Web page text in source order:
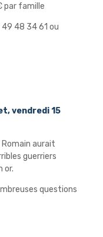
par famille
48 34 61 ou
vendredi 15
Romain aurait
guerriers
or.
questions